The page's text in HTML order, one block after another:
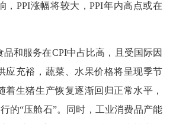
，PPI涨幅将较大，PPI年内高点或在
品和服务在CPI中占比高，且受国际因
应充裕，蔬菜、水果价格将呈现季节
着生猪生产恢复逐渐回归正常水平，
的“压舱石”。同时，工业消费品产能